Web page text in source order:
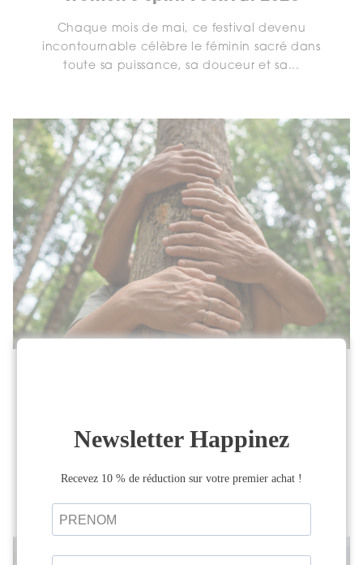
Chaque mois de mai, ce festival devenu
incontournable célèbre le féminin sacré dans
toute sa puissance, sa douceur et sa...
Cette année encore, Happinez est heureux
d'être partenaire de l'événement
Vertical Project Média !